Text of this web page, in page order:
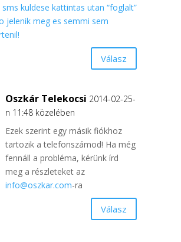
sms kuldese kattintas utan “foglalt”
jelenik meg es semmi sem
Válasz
Oszkár Telekocsi 2014-02-25-
n 11:48 közelében
Ezek szerint egy másik fiókhoz
tartozik a telefonszámod! Ha még
fennáll a probléma, kérünk írd
meg a részleteket az
info@oszkar.com-ra
Válasz